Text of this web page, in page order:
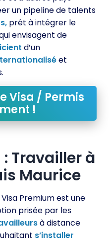
un pipeline de talents
prêt à intégrer le
envisagent de
d’un
et
Visa / Permis
!
Travailler à
Maurice
Visa Premium est une
prisée par les
à distance
s’installer